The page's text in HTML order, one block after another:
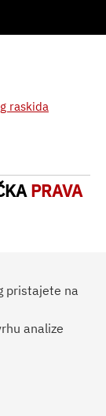
raskida
PRAVA
pristajete na
analize